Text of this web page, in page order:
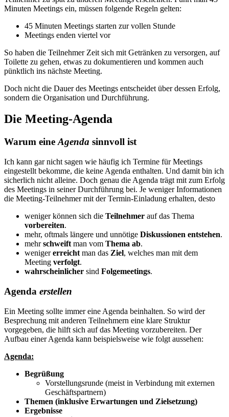
Minuten Meetings ein, müssen folgende Regeln gelten:
45 Minuten Meetings starten zur vollen Stunde
Meetings enden viertel vor
So haben die Teilnehmer Zeit sich mit Getränken zu versorgen, auf
Toilette zu gehen, etwas zu dokumentieren und kommen auch
pünktlich ins nächste Meeting.
Doch nicht die Dauer des Meetings entscheidet über dessen Erfolg,
sondern die Organisation und Durchführung.
Die Meeting-Agenda
Warum eineAgenda sinnvoll ist
Ich kann gar nicht sagen wie häufig ich Termine für Meetings
eingestellt bekomme, die keine Agenda enthalten. Und damit bin ich
sicherlich nicht alleine. Doch genau die Agenda trägt mit zum Erfolg
des Meetings in seiner Durchführung bei. Je weniger Informationen
die Meeting-Teilnehmer mit der Termin-Einladung erhalten, desto
weniger können sich die Teilnehmer auf das Thema
vorbereiten.
mehr, oftmals längere und unnötige Diskussionen entstehen.
mehrschweift man vom Thema ab.
wenigererreicht man das Ziel, welches man mit dem
Meeting verfolgt.
wahrscheinlicher sind Folgemeetings.
Agenda erstellen
Ein Meeting sollte immer eine Agenda beinhalten. So wird der
Besprechung mit anderen Teilnehmern eine klare Struktur
vorgegeben, die hilft sich auf das Meeting vorzubereiten. Der
Aufbau einer Agenda kann beispielsweise wie folgt aussehen:
Agenda:
Begrüßung
Vorstellungsrunde (meist in Verbindung mit externen
Geschäftspartnern)
Themen (inklusive Erwartungen und Zielsetzung)
Ergebnisse